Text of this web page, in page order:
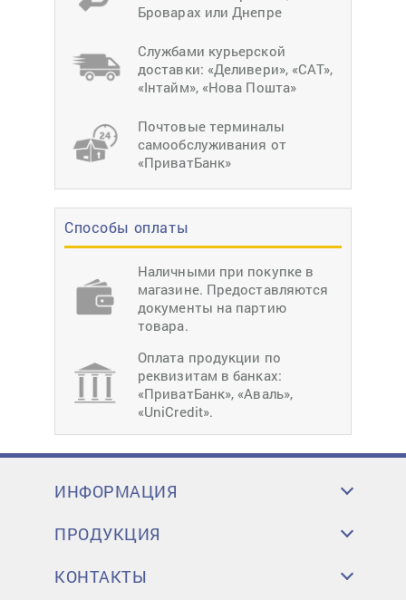
Броварах или Днепре
Службами курьерской
доставки: «Деливери», «САТ»,
«Інтайм», «Нова Пошта»
Почтовые терминалы
самообслуживания от
«ПриватБанк»
Способы оплаты
Наличными при покупке в
магазине. Предоставляются
документы на партию
товара.
Оплата продукции по
реквизитам в банках:
«ПриватБанк», «Аваль»,
«UniCredit».
ИНФОРМАЦИЯ
ПРОДУКЦИЯ
КОНТАКТЫ